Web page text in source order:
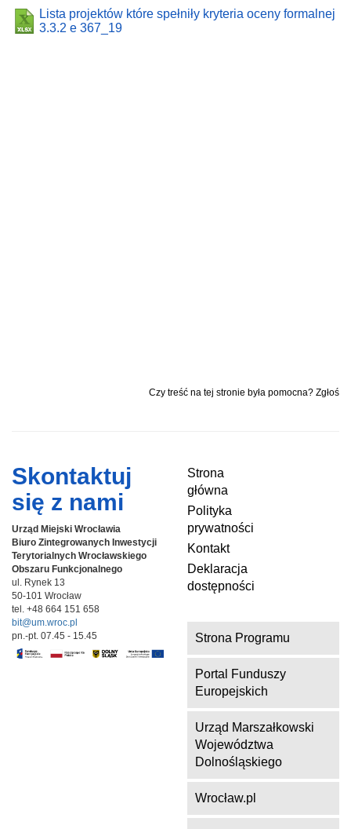
Lista projektów które spełniły kryteria oceny formalnej
3.3.2 e 367_19
Czy treść na tej stronie była pomocna? Zgłoś
Skontaktuj
się z nami
Urząd Miejski Wrocławia
Biuro Zintegrowanych Inwestycji
Terytorialnych Wrocławskiego
Obszaru Funkcjonalnego
ul. Rynek 13
50-101 Wrocław
tel. +48 664 151 658
bit@um.wroc.pl
pn.-pt. 07.45 - 15.45
Strona
główna
Polityka
prywatności
Kontakt
Deklaracja
dostępności
Strona Programu
Portal Funduszy
Europejskich
Urząd Marszałkowski
Województwa
Dolnośląskiego
Wrocław.pl